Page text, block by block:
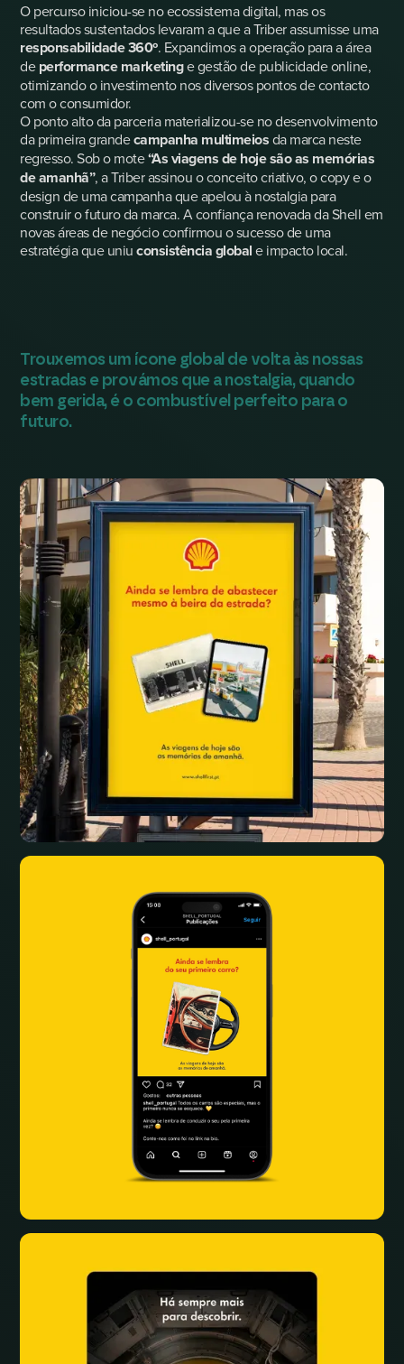
O percurso iniciou-se no ecossistema digital, mas os
resultados sustentados levaram a que a Triber assumisse uma
responsabilidade 360º. Expandimos a operação para a área
deperformance marketinge gestão de publicidade online,
otimizando o investimento nos diversos pontos de contacto
com o consumidor.
O ponto alto da parceria materializou-se no desenvolvimento
da primeira grandecampanha multimeiosda marca neste
regresso. Sob o mote“As viagens de hoje são as memórias
de amanhã”, a Triber assinou o conceito criativo, o copy e o
design de uma campanha que apelou à nostalgia para
construir o futuro da marca. A confiança renovada da Shell em
novas áreas de negócio confirmou o sucesso de uma
estratégia que uniuconsistência globale impacto local.
Trouxemos um ícone global de volta às nossas
estradas e provámos que a nostalgia, quando
bem gerida, é o combustível perfeito para o
futuro.